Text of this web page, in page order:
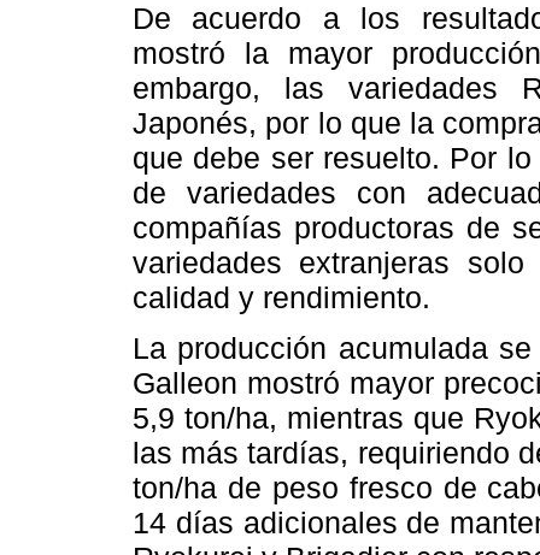
De acuerdo a los
mostró la mayor
embargo, las variedades
Japonés, por lo que la
que debe ser resuelto. Por
de variedades con
compañías productoras de
variedades extranjeras
calidad y rendimiento.
La producción acumulada
Galleon mostró mayor
5,9 ton/ha, mientras que
las más tardías, requiriendo
ton/ha de peso fresco de
14 días adicionales de